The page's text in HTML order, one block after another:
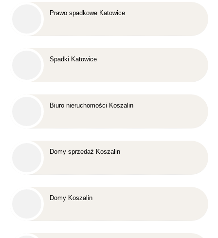
Prawo spadkowe Katowice
Spadki Katowice
Biuro nieruchomości Koszalin
Domy sprzedaż Koszalin
Domy Koszalin